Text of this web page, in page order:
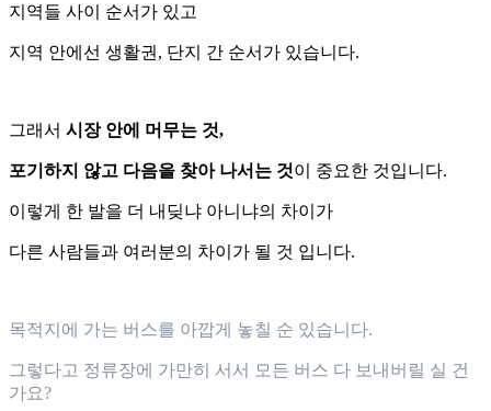
지역들 사이 순서가 있고
지역 안에선 생활권, 단지 간 순서가 있습니다.
그래서 시장 안에 머무는 것,
포기하지 않고 다음을 찾아 나서는 것이 중요한 것입니다.
이렇게 한 발을 더 내딪냐 아니냐의 차이가
다른 사람들과 여러분의 차이가 될 것 입니다.
목적지에 가는 버스를 아깝게 놓칠 순 있습니다.
그렇다고 정류장에 가만히 서서 모든 버스 다 보내버릴 실 건
가요?